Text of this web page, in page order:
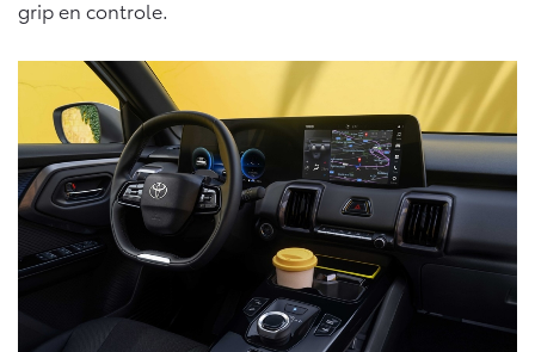
Vanaf € 46.301,-
Land Cruiser (excl. BTW)
Vanaf € 89.986,-
grip en controle.